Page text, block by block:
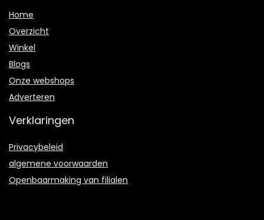
Home
Overzicht
Winkel
Blogs
Onze webshops
Adverteren
Verklaringen
Privacybeleid
algemene voorwaarden
Openbaarmaking van filialen